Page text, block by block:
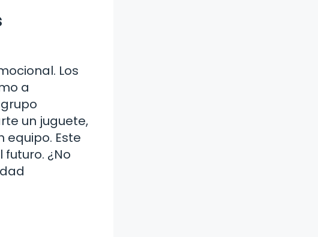
Los
a
un juguete,
Este
¿No